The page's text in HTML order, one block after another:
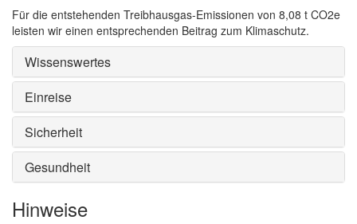
Für die entstehenden Treibhausgas-Emissionen von 8,08 t CO2e
leisten wir einen entsprechenden Beitrag zum Klimaschutz.
Wissenswertes
Einreise
Sicherheit
Gesundheit
Hinweise